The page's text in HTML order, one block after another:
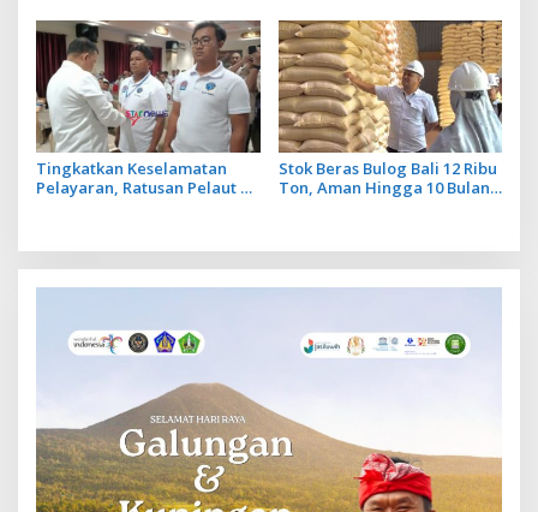
Lancar
Tingkatkan Keselamatan
Pelayaran, Ratusan Pelaut di
Stok Beras Bulog Bali 12 Ribu
Ton, Aman Hingga 10 Bulan